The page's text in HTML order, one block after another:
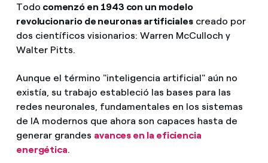
Todo comenzó en 1943 con un modelo
revolucionario de neuronas artificialescreado por
dos científicos visionarios: Warren McCulloch y
Walter Pitts.
Aunque el término "inteligencia artificial" aún no
existía, su trabajo estableció las bases para las
redes neuronales, fundamentales en los sistemas
de IA modernos que ahora son capaces hasta de
generar grandes avances en la eficiencia
energética.